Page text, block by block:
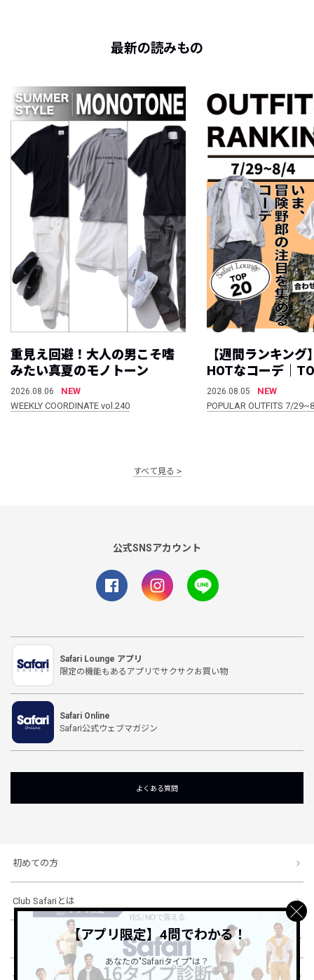
最新の読みもの
重見え回避！大人の男こそ嗜
みたい真夏のモノトーン
2026.08.06
NEW
WEEKLY COORDINATE vol.240
【週間ランキング
HOTなコーデ｜
2026.08.05
NEW
POPULAR OUTFITS 7/
すべて見る
公式SNSアカウント
Safari Lounge アプリ
限定の機能もあるアプリでサクサクお買い物
Safari Online
Safari公式ウェブマガジン
よくある質問
初めての方
Club Safariとは
ショッピングガイド
会社概要・規約
【アプリ限定】4問でわかる！
あなたの"Safariタイプ"は？